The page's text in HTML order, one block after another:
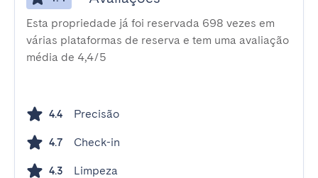
Esta propriedade já foi reservada 698 vezes em
várias plataformas de reserva e tem uma avaliação
média de 4,4/5
4.4 Precisão
4.7 Check-in
4.3 Limpeza